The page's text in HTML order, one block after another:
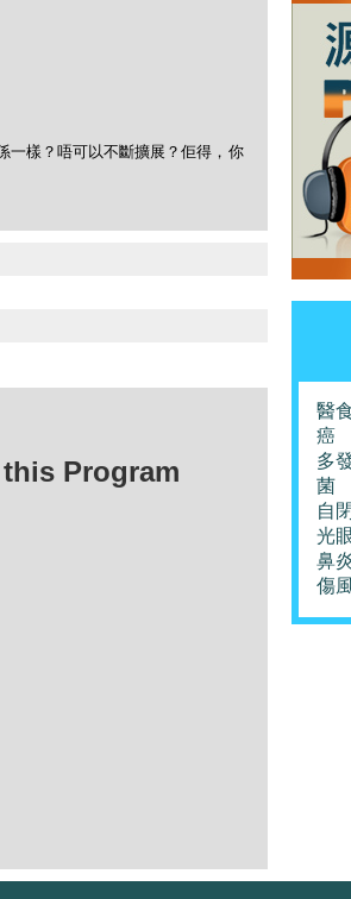
一樣？唔可以不斷擴展？佢得，你
Program
醫
癌
多
菌
自
光
鼻
傷